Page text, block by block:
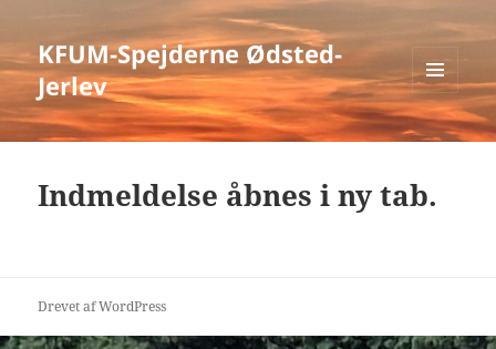
KFUM-Spejderne Ødsted-
Jerlev
MENU
OG
WIDGETS
Indmeldelse åbnes i ny tab.
Drevet af WordPress